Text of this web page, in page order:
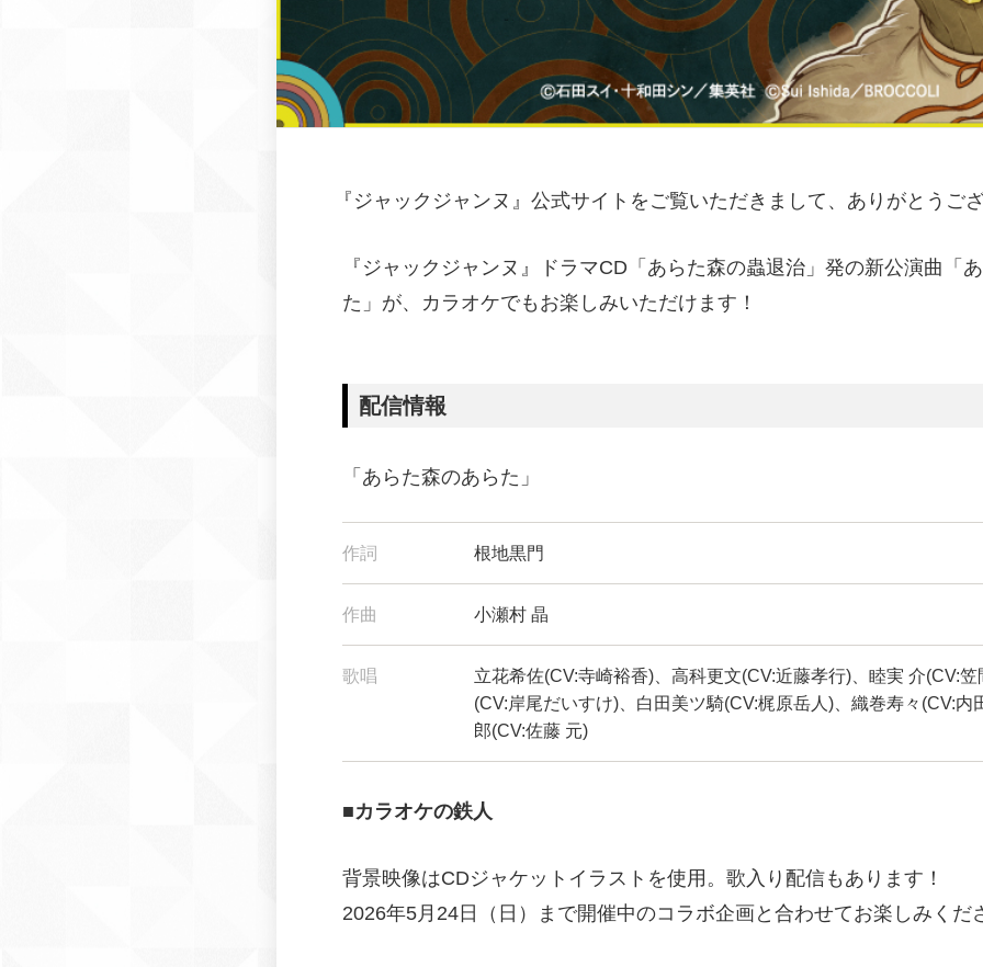
『 ジャックジャンヌ 』公式サイトをご覧いただきまして、ありがとうご
『ジャックジャンヌ』ドラマCD「あらた森の蟲退治」発の新公演曲「
た」が、カラオケでもお楽しみいただけます！
配信情報
「あらた森のあらた」
作詞 根地黒門
作曲 小瀬村 晶
歌唱
立花希佐(CV:寺崎裕香)、高科更文(CV:近藤孝行)、睦実 介(CV:
(CV:岸尾だいすけ)、白田美ツ騎(CV:梶原岳人)、織巻寿々(CV:内
郎(CV:佐藤 元)
■カラオケの鉄人
背景映像はCDジャケットイラストを使用。歌入り配信もあります！
2026年5月24日（日）まで開催中のコラボ企画と合わせてお楽しみくだ